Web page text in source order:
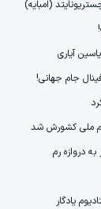
(امبایه)
آیاری
جام جهانی!
ملی کشورش شد
دروازه رم
یادگار